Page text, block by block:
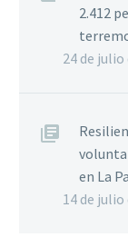
2.412
24 de julio
en La
14 de julio